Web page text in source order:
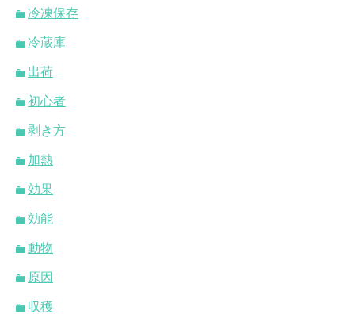
冷凍保存
冷蔵庫
出荷
初心者
剥き方
加熱
効果
効能
動物
原因
収穫